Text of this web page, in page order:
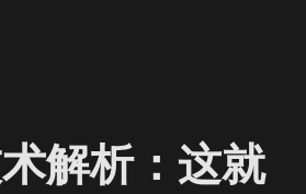
解析：这就